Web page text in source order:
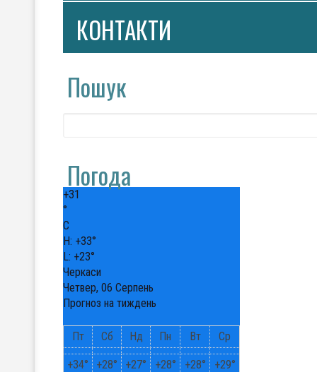
КОНТАКТИ
Пошук
Погода
+31
°
C
H: +33°
L: +23°
Черкаси
Четвер, 06 Серпень
Прогноз на тиждень
Пт Сб Нд Пн Вт Ср
+34° +28° +27° +28° +28° +29°